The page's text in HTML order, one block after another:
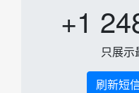
+1
只展
刷新短